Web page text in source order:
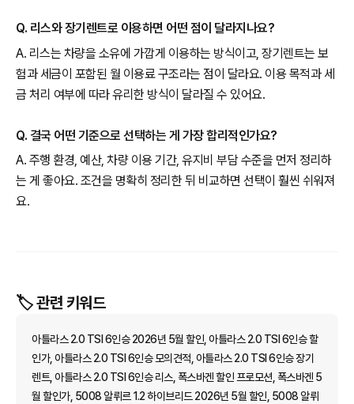
Q. 리스와 장기렌트로 이용하면 어떤 점이 달라지나요?
A. 리스는 차량을 소유에 가깝게 이용하는 방식이고, 장기렌트는 보
험과 세금이 포함된 월 이용료 구조라는 점이 달라요. 이용 목적과 세
금 처리 여부에 따라 유리한 방식이 달라질 수 있어요.
Q. 결국 어떤 기준으로 선택하는 게 가장 합리적인가요?
A. 주행 환경, 예산, 차량 이용 기간, 유지비 부담 수준을 먼저 정리하
는 게 좋아요. 조건을 명확히 정리한 뒤 비교하면 선택이 훨씬 쉬워져
요.
🏷️ 관련 키워드
아틀라스 2.0 TSI 6인승 2026년 5월 할인, 아틀라스 2.0 TSI 6인승 할
인가, 아틀라스 2.0 TSI 6인승 모의견적, 아틀라스 2.0 TSI 6인승 장기
렌트, 아틀라스 2.0 TSI 6인승 리스, 폭스바겐 할인 프로모션, 폭스바겐 5
월 할인가, 5008 알뤼르 1.2 하이브리드 2026년 5월 할인, 5008 알뤼